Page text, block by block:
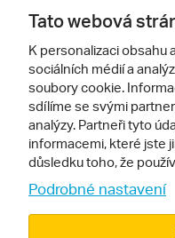
Rady na cestu
Cestovní kanceláře
Zájazdy.sk
Sledujte nás
Tato webová
K personalizaci obsahu
sociálních médií a
soubory cookie.
sdílíme se svými
analýzy. Partneři tyto
informacemi, které jste
důsledku toho, že
Podrobné nastavení